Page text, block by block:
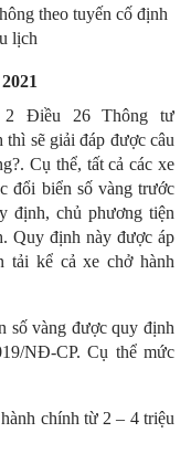
theo tuyến cố định
lịch
2 Điều 26 Thông tư
sẽ giải đáp được câu
Cụ thể, tất cả các xe
đổi biển số vàng trước
định, chủ phương tiện
Quy định này được áp
tải kể cả xe chở hành
số vàng được quy định
NĐ-CP. Cụ thể mức
chính từ 2 – 4 triệu